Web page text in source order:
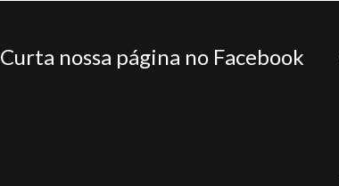
Curta nossa página no Facebook